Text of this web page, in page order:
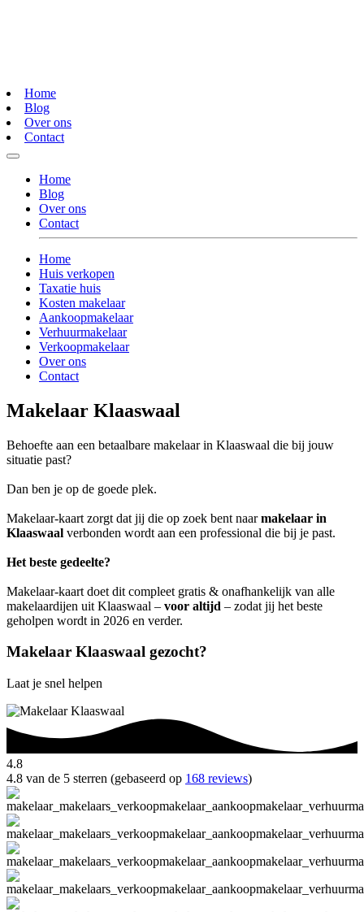
Home
Blog
Over ons
Contact
Home
Blog
Over ons
Contact
Home
Huis verkopen
Taxatie huis
Kosten makelaar
Aankoopmakelaar
Verhuurmakelaar
Verkoopmakelaar
Over ons
Contact
Makelaar Klaaswaal
Behoefte aan een betaalbare makelaar in Klaaswaal die bij jouw
situatie past?
Dan ben je op de goede plek.
Makelaar-kaart zorgt dat jij die op zoek bent naarmakelaar in
Klaaswaal verbonden wordt aan een professional die bij je past.
Het beste gedeelte?
Makelaar-kaart doet dit compleet gratis & onafhankelijk van alle
makelaardijen uit Klaaswaal – voor altijd – zodat jij het beste
geholpen wordt in 2026 en verder.
Makelaar Klaaswaal gezocht?
Laat je snel helpen
4.8
4.8 van de 5 sterren (gebaseerd op 168 reviews)